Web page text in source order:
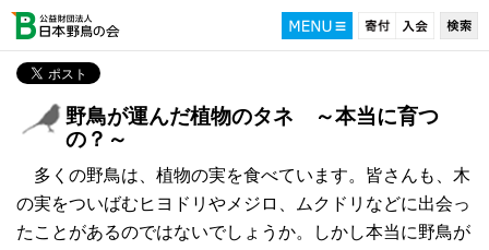
野鳥が運んだ植物のタネ ～本当に育つ
の？～
多くの野鳥は、植物の実を食べています。皆さんも、木
の実をついばむヒヨドリやメジロ、ムクドリなどに出会っ
たことがあるのではないでしょうか。しかし本当に野鳥が